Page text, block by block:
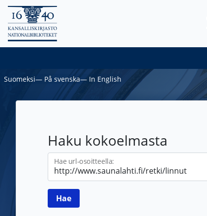
Suomeksi― På svenska― In English
Haku kokoelmasta
Hae url-osoitteella: